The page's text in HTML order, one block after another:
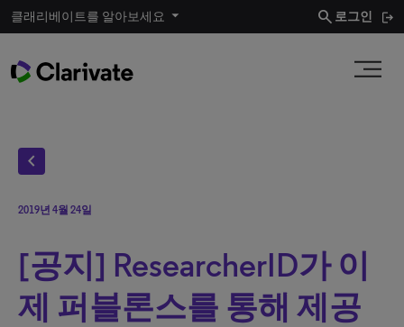
클래리베이트를 알아보세요 search 로그인
chevron_left
2019년 4월 24일
[공지] ResearcherID가 이
제 퍼블론스를 통해 제공